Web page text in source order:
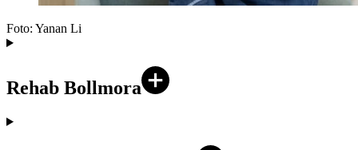
Foto: Yanan Li
Rehab Bollmora